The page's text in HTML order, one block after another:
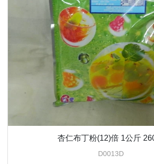
杏仁布丁粉(12)倍 1公斤
D0013D